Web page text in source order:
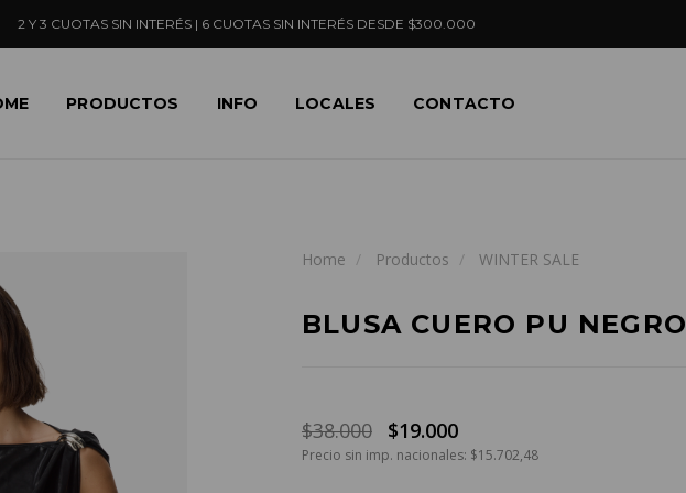
2 Y 3 CUOTAS SIN INTERÉS | 6 CUOTAS SIN INTERÉS DESDE $300.000
PRODUCTOS INFO LOCALES CONTACTO
Home Productos WINTER SALE
BLUSA CUERO PU NEGRO
$38.000 $19.000
Precio sin imp. nacionales: $15.702,48